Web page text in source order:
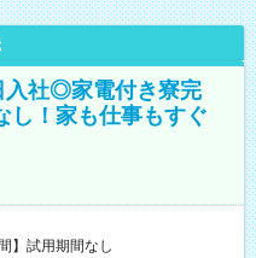
入社◎家電付き寮完
し！家も仕事もすぐ
円 【試用期間】試用期間なし